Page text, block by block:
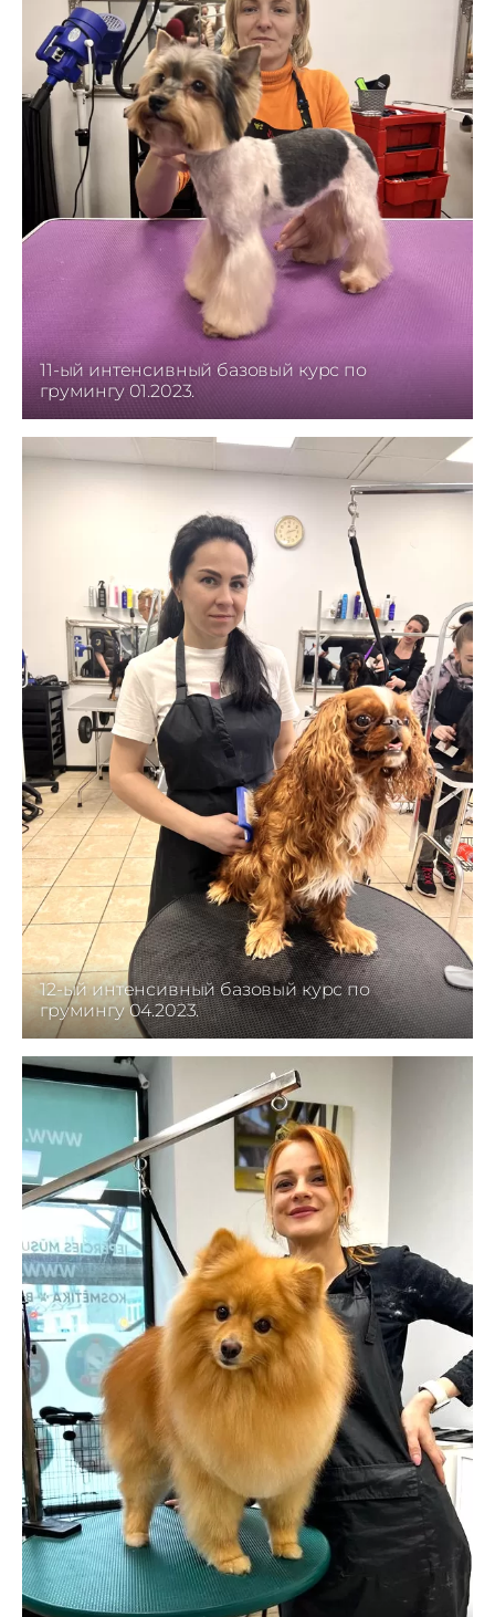
11-ый интенсивный базовый курс по
грумингу 01.2023.
12-ый интенсивный базовый курс по
грумингу 04.2023.